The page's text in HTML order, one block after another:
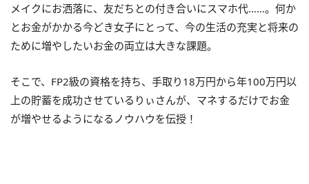
メイクにお洒落に、友だちとの付き合いにスマホ代……。何か
とお金がかかる今どき女子にとって、今の生活の充実と将来の
ために増やしたいお金の両立は大きな課題。
そこで、FP2級の資格を持ち、手取り18万円から年100万円以
上の貯蓄を成功させているりぃさんが、マネするだけでお金
が増やせるようになるノウハウを伝授！